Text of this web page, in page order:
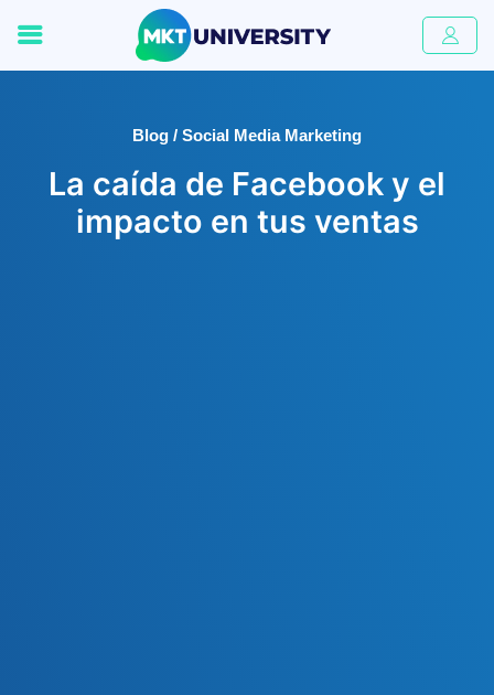
Blog / Social Media Marketing
La caída de Facebook y el
impacto en tus ventas